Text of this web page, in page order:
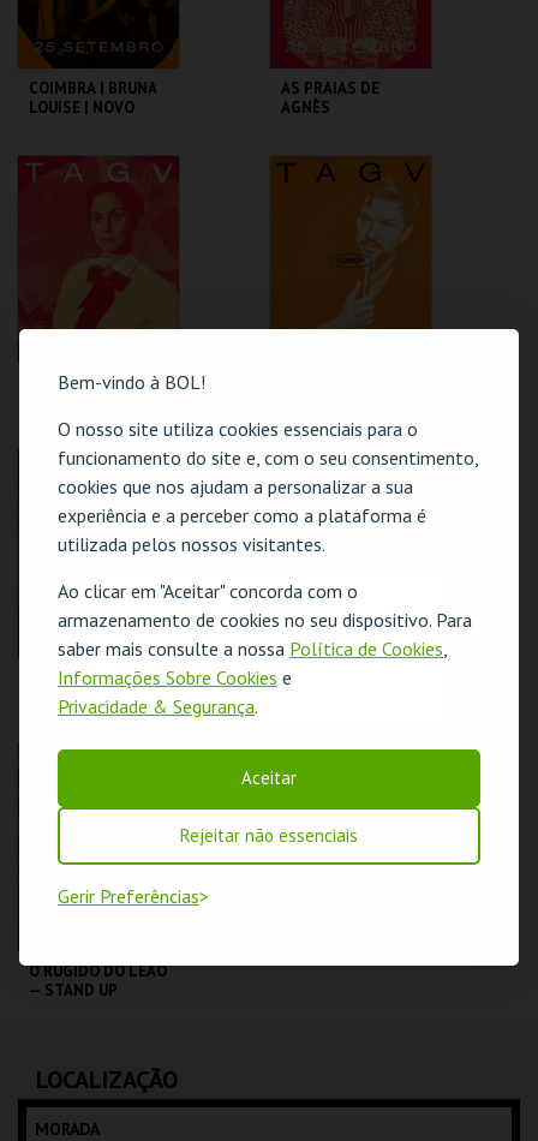
Bem-vindo à BOL!
O nosso site utiliza cookies essenciais para o
funcionamento do site e, com o seu consentimento,
cookies que nos ajudam a personalizar a sua
experiência e a perceber como a plataforma é
utilizada pelos nossos visitantes.
Ao clicar em "Aceitar" concorda com o
armazenamento de cookies no seu dispositivo. Para
saber mais consulte a nossa Política de Cookies,
Informações Sobre Cookies e
Privacidade & Segurança.
Aceitar
Rejeitar não essenciais
Gerir Preferências
COIMBRA | BRUNA
LOUISE | NOVO
TAGV
COMPRAR
AS PRAIAS DE
AGNÈS
TAGV
MAIS INFO
COMPRAR
SENTIMENTO
TAGV
MAIS INFO
COMPRAR
ENTRE NÓS
TAGV
COMPRAR
DIOGO BATÁGUAS |
OPTIMISTA
CÉPTICO
TAGV
COIMBRA |
TAGV
MAIS INFO
O RUGIDO DO LEÃO
— STAND UP
MAIS INFO
LOCALIZAÇÃO
MORADA
O evento escolhido não está disponível
OK